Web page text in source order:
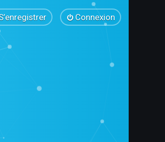
Connexion